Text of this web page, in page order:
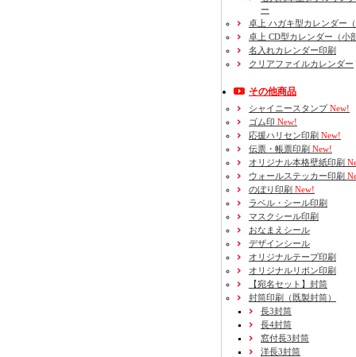
ー
卓上 ハガキ型カレンダー
卓上 CD型カレンダー（小
名入れカレンダー印刷
クリアファイルカレンダー
その他商品
シャイニースタンプNew!
ゴム印 New!
応援ハリセン印刷 New!
伝票・帳票印刷 New!
オリジナル本格壁紙印刷
ウォールステッカー印刷
のぼり印刷 New!
ラベル・シール印刷
マスクシール印刷
おなまえシール
デザインシール
オリジナルテープ印刷
オリジナルリボン印刷
【宛名セット】封筒
封筒印刷
（既製封筒）
長3封筒
長4封筒
窓付長3封筒
洋長3封筒